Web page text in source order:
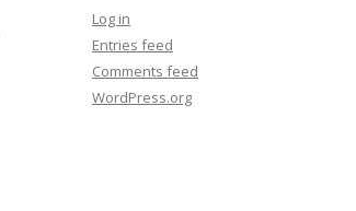
Log in
Entries feed
Comments feed
WordPress.org